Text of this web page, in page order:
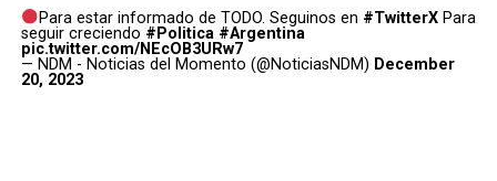
Para estar informado de TODO. Seguinos en #TwitterX Para
seguir creciendo #Politica #Argentina
pic.twitter.com/NEcOB3URw7
— NDM - Noticias del Momento (@NoticiasNDM) December
20, 2023